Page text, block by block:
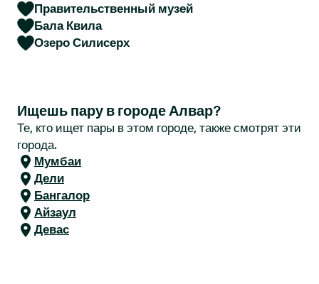
Правительственный музей
Бала Квила
Озеро Силисерх
Ищешь пару в городе Алвар?
Те, кто ищет пары в этом городе, также смотрят эти
города.
Мумбаи
Дели
Бангалор
Айзаул
Девас